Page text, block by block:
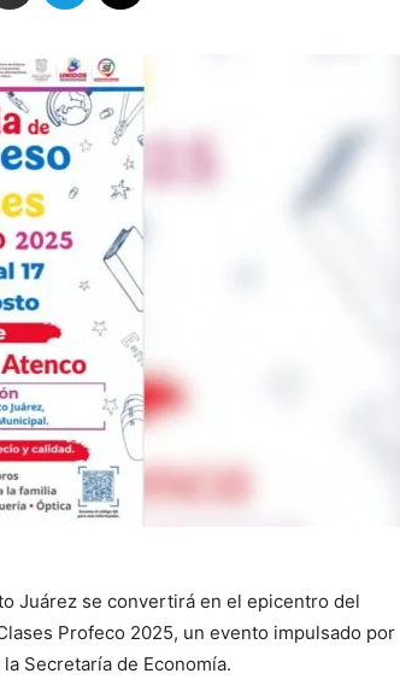
Juárez se convertirá en el epicentro del
Profeco 2025, un evento impulsado por
Secretaría de Economía.